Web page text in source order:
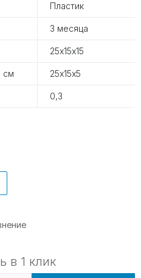
Пластик
3 месяца
25х15х15
см 25х15х5
0,3
в 1 клик